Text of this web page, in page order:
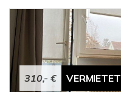
310,- € VERMIETET